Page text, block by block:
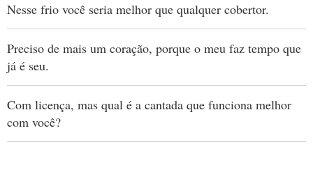
Nesse frio você seria melhor que qualquer cobertor.
Preciso de mais um coração, porque o meu faz tempo que
já é seu.
Com licença, mas qual é a cantada que funciona melhor
com você?